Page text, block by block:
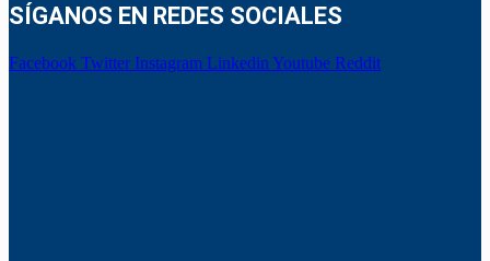
SÍGANOS EN REDES SOCIALES
Facebook Twitter Instagram Linkedin Youtube Reddit